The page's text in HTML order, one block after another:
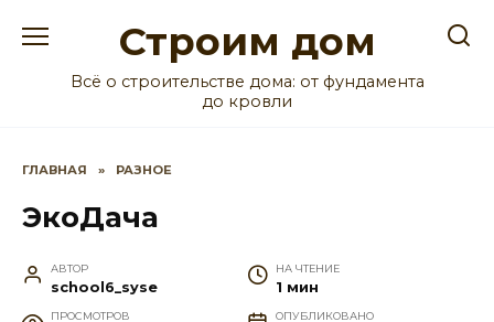
Строим дом
Всё о строительстве дома: от фундамента
до кровли
ГЛАВНАЯ » РАЗНОЕ
ЭкоДача
АВТОР
school6_syse
НА ЧТЕНИЕ
1 мин
ПРОСМОТРОВ ОПУБЛИКОВАНО